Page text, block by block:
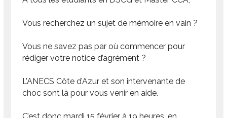
Vous recherchez un sujet de mémoire en vain ?
Vous ne savez pas par où commencer pour
rédiger votre notice d’agrément ?
L’ANECS Côte d’Azur et son intervenante de
choc sont là pour vous venir en aide.